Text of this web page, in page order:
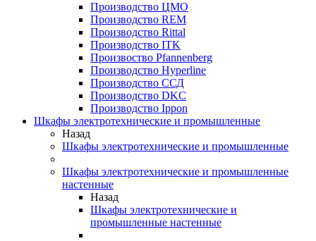
Производство ЦМО
Производство REM
Производство Rittal
Производство ITK
Произвоство Pfannenberg
Производство Hyperline
Производство ССД
Производство DKC
Производство Ippon
Шкафы электротехнические и промышленные
Назад
Шкафы электротехнические и промышленные
Шкафы электротехнические и промышленные
настенные
Назад
Шкафы электротехнические и
промышленные настенные